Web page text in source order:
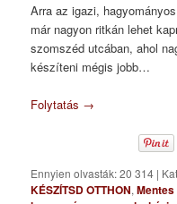
Arra az igazi,
már nagyon ritkán lehet
szomszéd utcában, ahol
készíteni mégis jobb…
Folytatás →
Ennyien olvasták: 20 314 |
KÉSZÍTSD OTTHON,